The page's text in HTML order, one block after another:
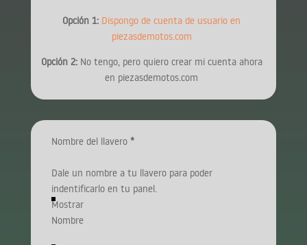
Opción 1: Dispongo de cuenta de usuario en
piezasdemotos.com
Opción 2:No tengo, pero quiero crear mi cuenta ahora
en piezasdemotos.com
Nombre del llavero *
Dale un nombre a tu llavero para poder
indentificarlo en tu panel.
Mostrar
Nombre